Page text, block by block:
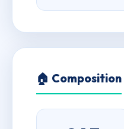
🏠 Composition